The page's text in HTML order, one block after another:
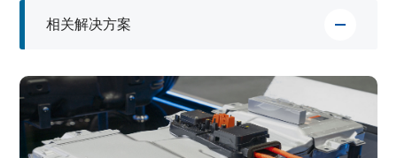
相关解决方案